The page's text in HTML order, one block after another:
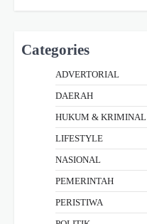
Categories
ADVERTORIAL
DAERAH
HUKUM & KRIMINAL
LIFESTYLE
NASIONAL
PEMERINTAH
PERISTIWA